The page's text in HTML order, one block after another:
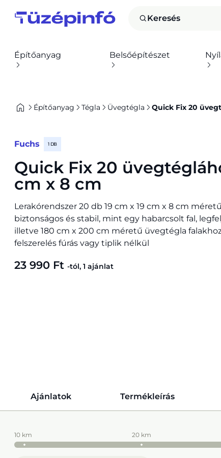
Keresés
Építőanyag Belsőépítészet
Építőanyag Tégla Üvegtégla Quick Fix 20
Fuchs 1 DB
Quick Fix 20
cm x 8 cm
Lerakórendszer 20 db 19 cm x 19 cm x 8 cm
biztonságos és stabil, mint egy habarcsolt fal,
illetve 180 cm x 200 cm méretű üvegtégla
felszerelés fúrás vagy tiplik nélkül
23 990 Ft -tól, 1 ajánlat
Ajánlatok Termékleírás
10 km 20 km